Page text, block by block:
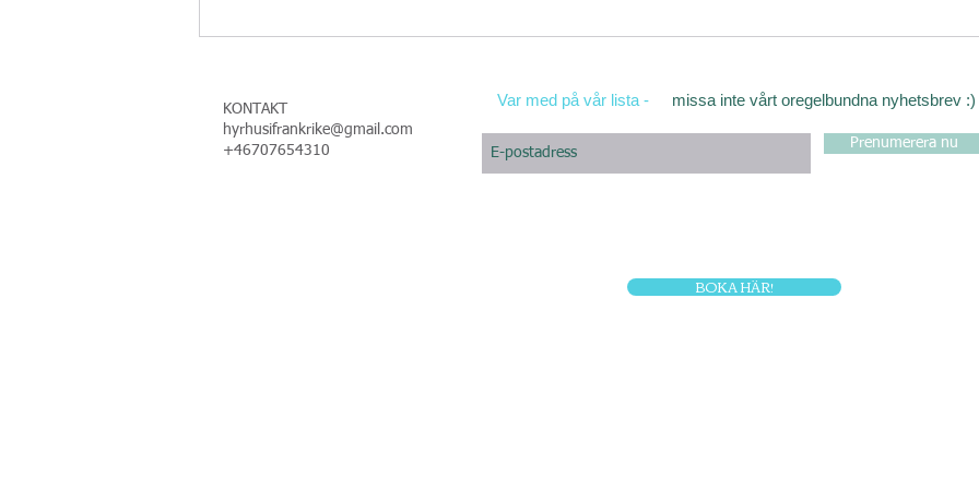
Efter Vinter-OS är det kanske
KONTAKT
hyrhusifrankrike@gmail.com
+46707654310
Var med på vår lista - missa inte vårt oregelbundna nyhetsbrev :)
Prenumerera nu
BOKA HÄR!